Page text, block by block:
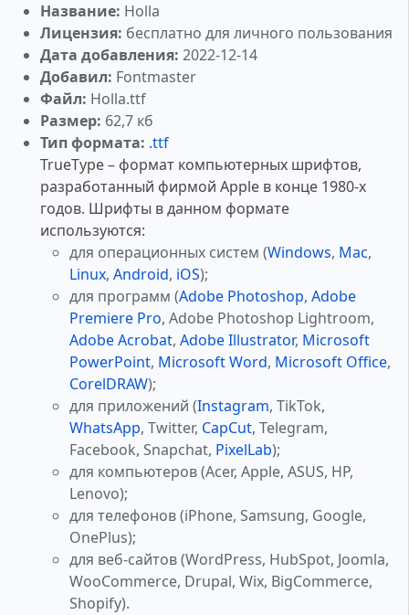
Название: Holla
Лицензия: бесплатно для личного пользования
Дата добавления: 2022-12-14
Добавил: Fontmaster
Файл: Holla.ttf
Размер: 62,7 кб
Тип формата: .ttf
TrueType – формат компьютерных шрифтов,
разработанный фирмой Apple в конце 1980-х
годов. Шрифты в данном формате
используются:
для операционных систем (Windows, Mac,
Linux, Android, iOS);
для программ (Adobe Photoshop, Adobe
Premiere Pro, Adobe Photoshop Lightroom,
Adobe Acrobat, Adobe Illustrator, Microsoft
PowerPoint, Microsoft Word, Microsoft Office,
CorelDRAW);
для приложений (Instagram, TikTok,
WhatsApp, Twitter, CapCut, Telegram,
Facebook, Snapchat, PixelLab);
для компьютеров (Acer, Apple, ASUS, HP,
Lenovo);
для телефонов (iPhone, Samsung, Google,
OnePlus);
для веб-сайтов (WordPress, HubSpot, Joomla,
WooCommerce, Drupal, Wix, BigCommerce,
Shopify).